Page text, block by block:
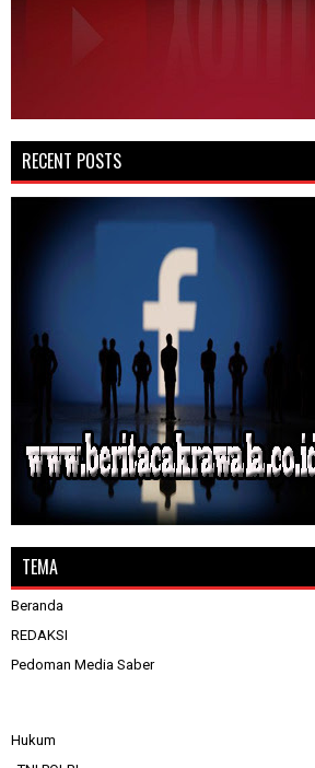
RECENT POSTS
TEMA
Beranda
REDAKSI
Pedoman Media Saber
Hukum